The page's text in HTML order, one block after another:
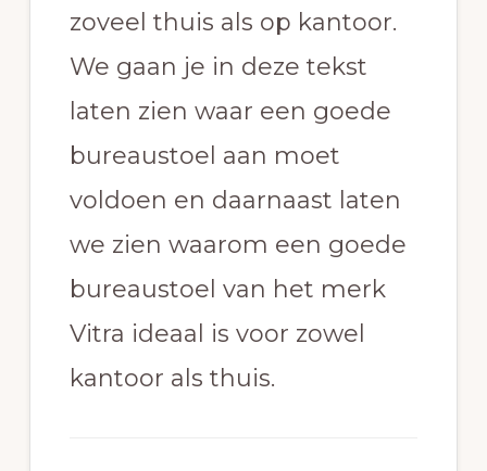
zoveel thuis als op kantoor.
We gaan je in deze tekst
laten zien waar een goede
bureaustoel aan moet
voldoen en daarnaast laten
we zien waarom een goede
bureaustoel van het merk
Vitra ideaal is voor zowel
kantoor als thuis.